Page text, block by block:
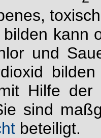
kann
und
Hilfe der
sind
beteiligt.